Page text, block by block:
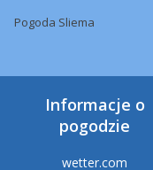
Pogoda Sliema
Informacje o
pogodzie
wetter.com